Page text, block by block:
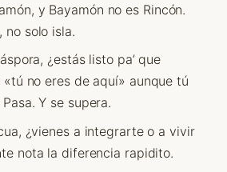
y Bayamón no es Rincón.
no solo isla.
¿estás listo pa’ que
no eres de aquí» aunque tú
Y se supera.
¿vienes a integrarte o a vivir
nota la diferencia rapidito.